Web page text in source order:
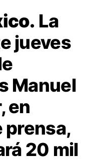
La
jueves
Manuel
en
prensa,
20 mil